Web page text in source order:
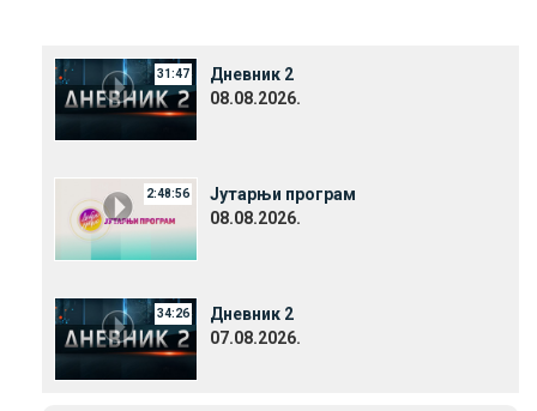
31:47
Дневник 2
08.08.2026.
2:48:56
Јутарњи програм
08.08.2026.
34:26
Дневник 2
07.08.2026.